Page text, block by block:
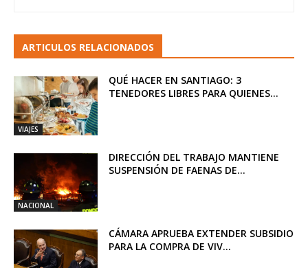
ARTICULOS RELACIONADOS
VIAJES
QUÉ HACER EN SANTIAGO: 3
TENEDORES LIBRES PARA QUIENES...
NACIONAL
DIRECCIÓN DEL TRABAJO MANTIENE
SUSPENSIÓN DE FAENAS DE...
CÁMARA APRUEBA EXTENDER SUBSIDIO
PARA LA COMPRA DE VIV...